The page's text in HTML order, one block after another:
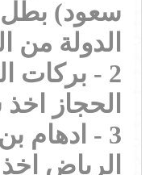
سعود)
الدولة من
2 -
الحجاز
3 - ادهام
الرياض